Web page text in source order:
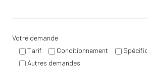
Votre demande
Tarif
Conditionnement
Autres demandes